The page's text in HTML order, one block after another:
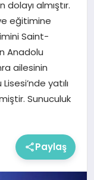
almıştır.
eğitimine
Saint-
Anadolu
ailesinin
yatılı
Sunuculuk
Paylaş